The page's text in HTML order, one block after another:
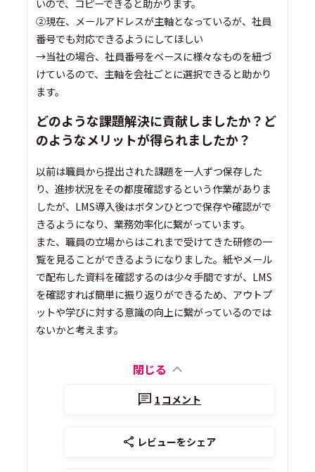
いので、コピーできると助かります。
②現在、メールアドレスが主軸となっているが、社員
番号でも対応できるようにしてほしい
→当社の場合、社員番号をベースに様々なものを紐づ
けているので、主軸を会社ごとに選択できると助かり
ます。
どのような課題解決に貢献しましたか？ど
のようなメリットが得られましたか？
以前は職員から提出された課題を一人ずつ保存した
り、進捗状況をその都度確認するという作業がありま
したが、LMS導入後はボタンひとつで保存や確認がで
きるようになり、業務効率化に繋がっています。
また、職員の立場からはこれまで受けてきた研修の一
覧を見ることができるようになりました。紙やメール
で配布した資料を確認するのは少々手間ですが、LMS
を確認すれば簡単に振り返りができるため、アウトプ
ットや学びに対する意識の向上に繋がっているのでは
ないかと考えます。
閉じる
1 コメント
レビューをシェア